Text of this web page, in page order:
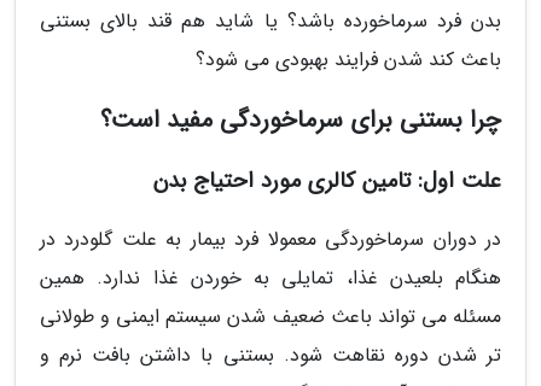
بدن فرد سرماخورده باشد؟ یا شاید هم قند بالای بستنی
باعث کند شدن فرایند بهبودی می شود؟
چرا بستنی برای سرماخوردگی مفید است؟
علت اول: تامین کالری مورد احتیاج بدن
در دوران سرماخوردگی معمولا فرد بیمار به علت گلودرد در
هنگام بلعیدن غذا، تمایلی به خوردن غذا ندارد. همین
مسئله می تواند باعث ضعیف شدن سیستم ایمنی و طولانی
تر شدن دوره نقاهت شود. بستنی با داشتن بافت نرم و